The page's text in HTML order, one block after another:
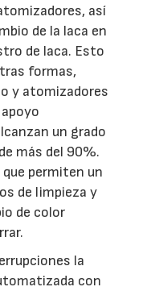
así
de la laca en
de laca. Esto
formas,
y atomizadores
un grado
más del 90%.
permiten un
de limpieza y
de color
la
con